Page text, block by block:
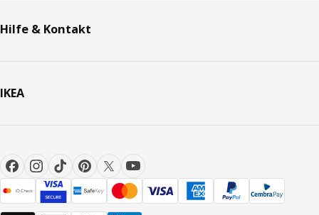
Hilfe & Kontakt
IKEA